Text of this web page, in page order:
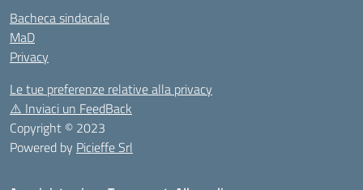
Bacheca sindacale
MaD
Privacy
Le tue preferenze relative alla privacy
⚠️ Inviaci un FeedBack
Copyright © 2023
Powered by Picieffe Srl